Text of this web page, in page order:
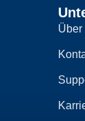
Über